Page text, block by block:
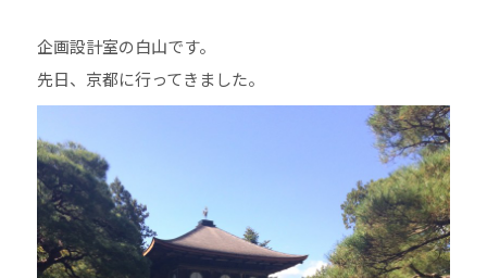
企画設計室の白山です。
先日、京都に行ってきました。